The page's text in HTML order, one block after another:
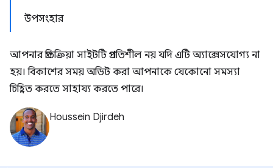
উপসংহার
আপনার প্রতিক্রিয়া সাইটটি প্রগতিশীল নয় যদি এটি অ্যাক্সেসযোগ্য না
হয়। বিকাশের সময় অডিট করা আপনাকে যেকোনো সমস্যা
চিহ্নিত করতে সাহায্য করতে পারে।
Houssein Djirdeh